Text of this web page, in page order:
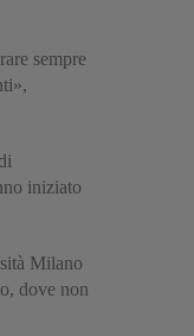
sempre
iniziato
Milano
dove non